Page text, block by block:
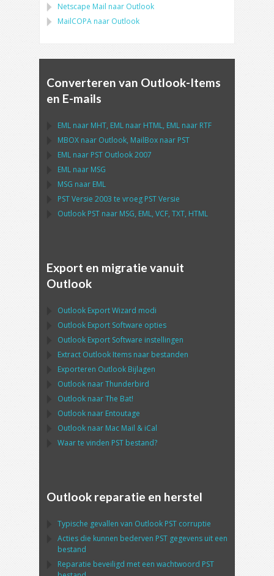
Netscape Mail naar Outlook
MailCOPA naar Outlook
Converteren van Outlook-Items
en E-mails
EML naar MHT, EML naar HTML, EML naar RTF
MBOX naar Outlook, MailBox naar PST
EML naar PST Outlook2007
EML naar MSG
MSG naar EML
PSTVersie 2003 te vroeg PSTVersie
Outlook PST naar MSG, EML, VCF, TXT, HTML
Export en migratie vanuit
Outlook
Outlook Export Wizard modi
Outlook Export Software opties
Outlook Export Software instellingen
Extract Outlook Items naar bestanden
Exporteren Outlook Bijlagen
Outlook naarThunderbird
Outlook naarThe Bat!
Outlook naar Entoutage
Outlook naar Mac Mail & iCal
Waar te vinden PST bestand?
Outlook reparatie en herstel
Typische gevallen van Outlook PST corruptie
Acties die kunnen bederven PST gegevens uit een
bestand
Reparatie beveiligd met een wachtwoord PST